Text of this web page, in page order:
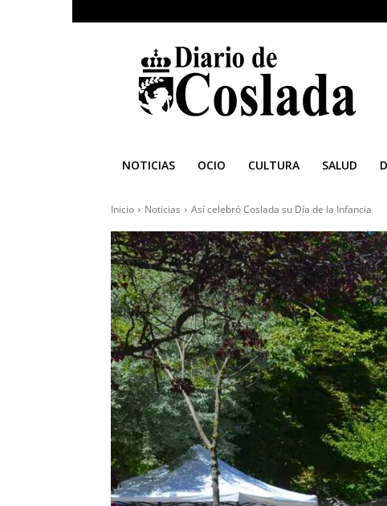
Diario
de
Coslada
NOTICIAS OCIO CULTURA SALUD
Inicio Noticias Así celebró Coslada su Día de la Infancia